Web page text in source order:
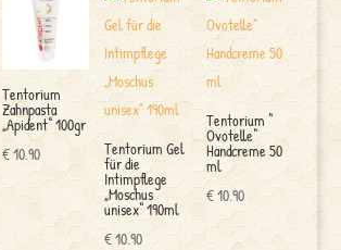
Tentorium
Zahnpasta
„Apident“ 100gr
€10.90 Tentorium Gel
für die
Intimpflege
„Moschus
unisex“ 190ml
€10.90
Tentorium “
Ovotelle“
Handcreme 50
ml
€10.90